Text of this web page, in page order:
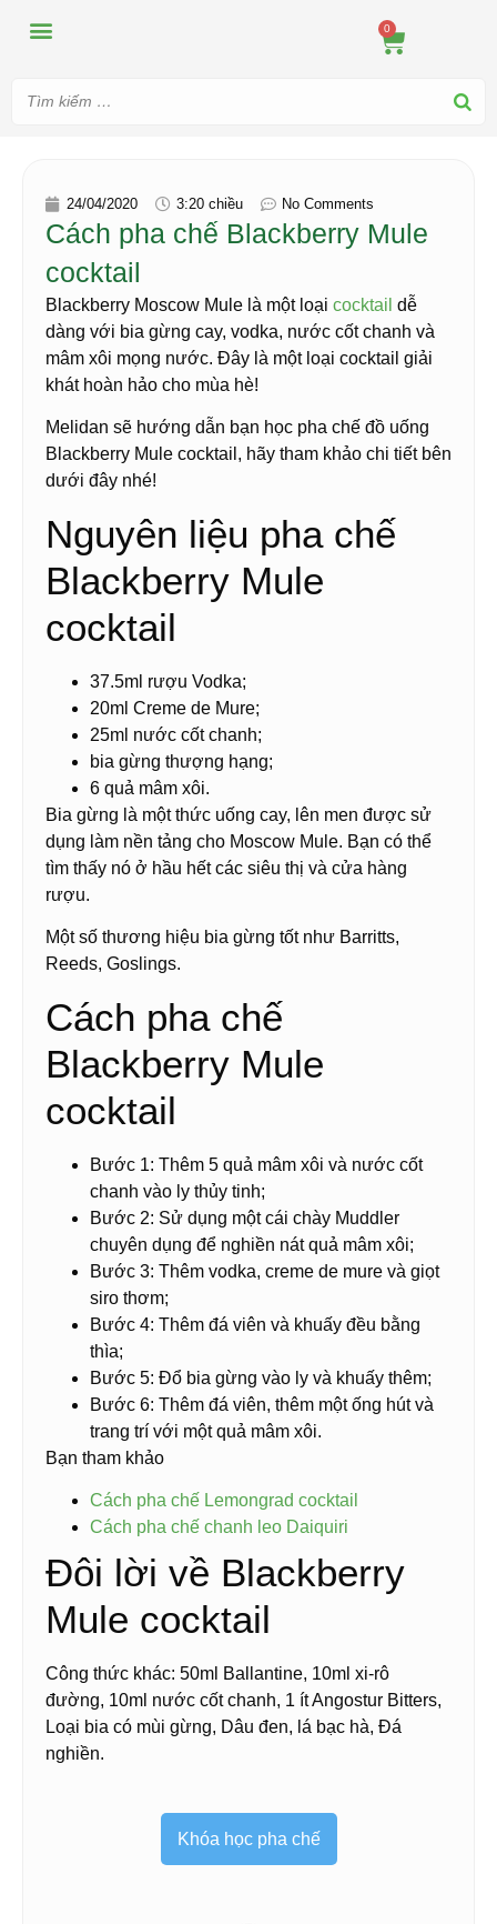
0
24/04/2020 3:20 chiều No Comments
Cách pha chế Blackberry Mule
cocktail
Blackberry Moscow Mule là một loại cocktail dễ
dàng với bia gừng cay, vodka, nước cốt chanh và
mâm xôi mọng nước. Đây là một loại cocktail giải
khát hoàn hảo cho mùa hè!
Melidan sẽ hướng dẫn bạn học pha chế đồ uống
Blackberry Mule cocktail, hãy tham khảo chi tiết bên
dưới đây nhé!
Nguyên liệu pha chế
Blackberry Mule
cocktail
37.5ml rượu Vodka;
20ml Creme de Mure;
25ml nước cốt chanh;
bia gừng thượng hạng;
6 quả mâm xôi.
Bia gừng là một thức uống cay, lên men được sử
dụng làm nền tảng cho Moscow Mule. Bạn có thể
tìm thấy nó ở hầu hết các siêu thị và cửa hàng
rượu.
Một số thương hiệu bia gừng tốt như Barritts,
Reeds, Goslings.
Cách pha chế
Blackberry Mule
cocktail
Bước 1: Thêm 5 quả mâm xôi và nước cốt
chanh vào ly thủy tinh;
Bước 2: Sử dụng một cái chày Muddler
chuyên dụng để nghiền nát quả mâm xôi;
Bước 3: Thêm vodka, creme de mure và giọt
siro thơm;
Bước 4: Thêm đá viên và khuấy đều bằng
thìa;
Bước 5: Đổ bia gừng vào ly và khuấy thêm;
Bước 6: Thêm đá viên, thêm một ống hút và
trang trí với một quả mâm xôi.
Bạn tham khảo
Cách pha chế Lemongrad cocktail
Cách pha chế chanh leo Daiquiri
Đôi lời về Blackberry
Mule cocktail
Công thức khác: 50ml Ballantine, 10ml xi-rô
đường, 10ml nước cốt chanh, 1 ít Angostur Bitters,
Loại bia có mùi gừng, Dâu đen, lá bạc hà, Đá
nghiền.
Khóa học pha chế